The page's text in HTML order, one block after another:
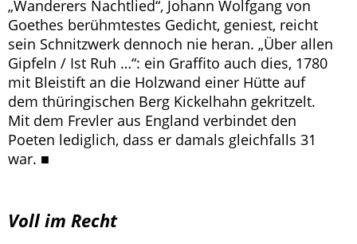
„Wanderers Nachtlied“, Johann Wolfgang von
Goethes berühmtestes Gedicht, geniest, reicht
sein Schnitzwerk dennoch nie heran. „Über allen
Gipfeln / Ist Ruh …“: ein Graffito auch dies, 1780
mit Bleistift an die Holzwand einer Hütte auf
dem thüringischen Berg Kickelhahn gekritzelt.
Mit dem Frevler aus England verbindet den
Poeten lediglich, dass er damals gleichfalls 31
war. ■
Voll im Recht